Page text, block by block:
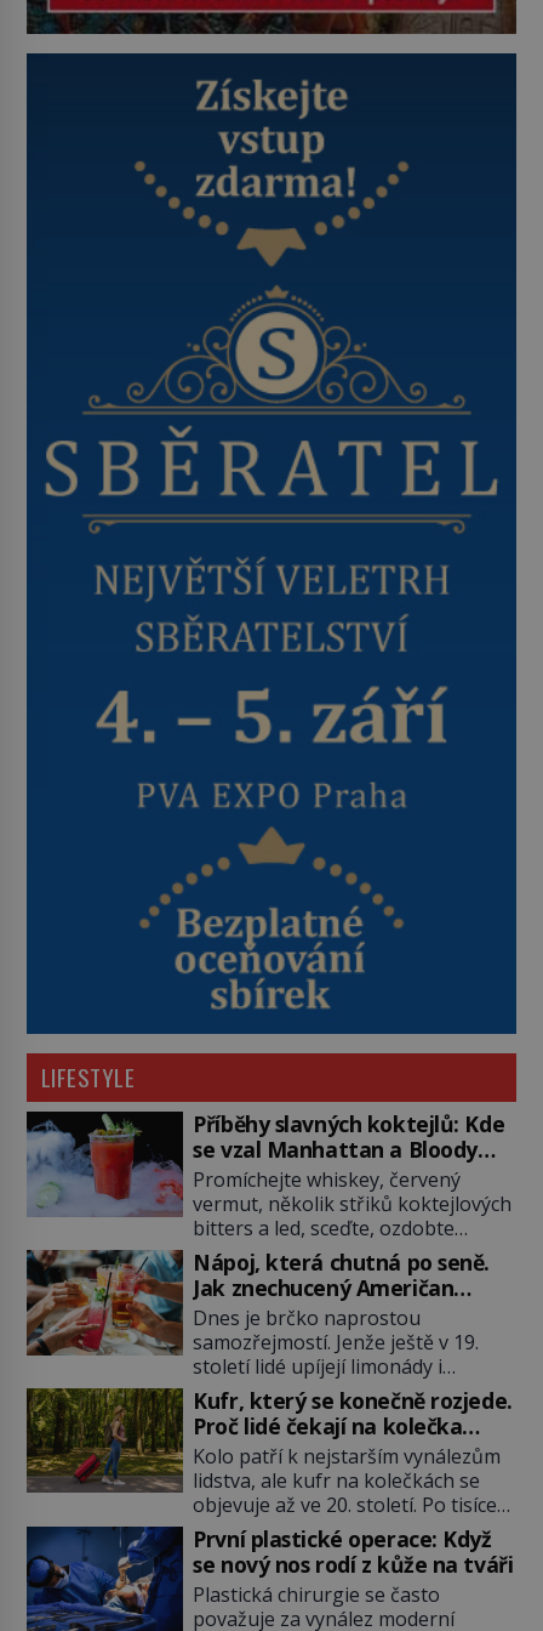
LIFESTYLE
Příběhy slavných koktejlů: Kde
se vzal Manhattan a Bloody
Mary?
Promíchejte whiskey, červený
vermut, několik střiků koktejlových
bitters a led, sceďte, ozdobte
koktejlovou třešinkou a tadá…
Manhattan je tu! A pokud to má být
skutečně on, dejte si pozor, ať
místo klasické americké rye
whiskey či klidně bourbonu
nepoužijete skotskou whisku. Co
se stane? Inu, koktejl bude stále
skvělý, ale už to nebude
Manhattan ale […]
Nápoj, která chutná po seně.
Jak znechucený Američan
vymyslel brčko
Dnes je brčko naprostou
samozřejmostí. Jenže ještě v 19.
století lidé upíjejí limonády i
koktejly dutými stébly žita nebo
žitné slámy. Fungují sice dobře,
mají ale jednu nepříjemnou
vlastnost po chvíli se rozmáčejí a
nápoji dodávají travnatou příchuť.
Právě tahle drobná nepříjemnost
přivede amerického výrobce
cigaretových náustků k nápadu,
který změní způsob pití po celém
[…]
Kufr, který se konečně rozjede.
Proč lidé čekají na kolečka
téměř pět tisíc let?
Kolo patří k nejstarším vynálezům
lidstva, ale kufr na kolečkách se
objevuje až ve 20. století. Po tisíce
let lidé vláčejí těžká zavazadla v
rukou, na zádech nebo je nakládají
na povozy. Stačí přitom jediný
nápad, připevnit ke kufru kolečka.
První plastické operace: Když
se nový nos rodí z kůže na tváři
Plastická chirurgie se často
považuje za vynález moderní